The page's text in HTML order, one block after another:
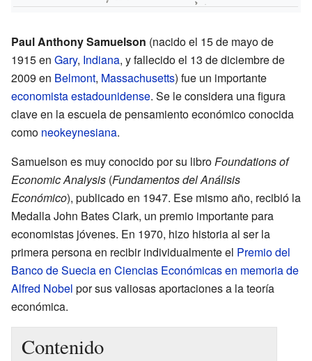
Paul Anthony Samuelson (nacido el 15 de mayo de
1915 en Gary, Indiana, y fallecido el 13 de diciembre de
2009 en Belmont, Massachusetts) fue un importante
economistaestadounidense. Se le considera una figura
clave en la escuela de pensamiento económico conocida
como neokeynesiana.
Samuelson es muy conocido por su libroFoundations of
Economic Analysis (Fundamentos del Análisis
Económico), publicado en 1947. Ese mismo año, recibió la
Medalla John Bates Clark, un premio importante para
economistas jóvenes. En 1970, hizo historia al ser la
primera persona en recibir individualmente el Premio del
Banco de Suecia en Ciencias Económicas en memoria de
Alfred Nobel por sus valiosas aportaciones a la teoría
económica.
Contenido